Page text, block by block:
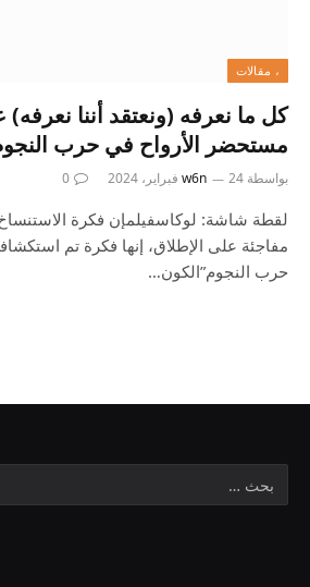
، مقالات
كل ما نعرفه (ونعتقد أننا
مستحضر الأرواح في حرب
بواسطة w6n 24 فبراير، 2024 0
لقطة شاشة: لوكاسفيلمإن فكرة
مفاجئة على الإطلاق، إنها فكرة تم
حرب النجوم”الكون…